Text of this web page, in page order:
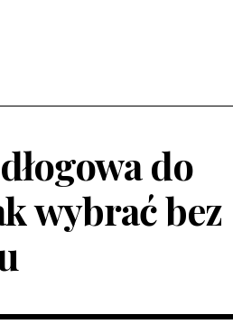
do
wybrać bez